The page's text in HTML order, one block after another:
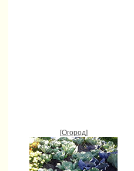
[Огород]